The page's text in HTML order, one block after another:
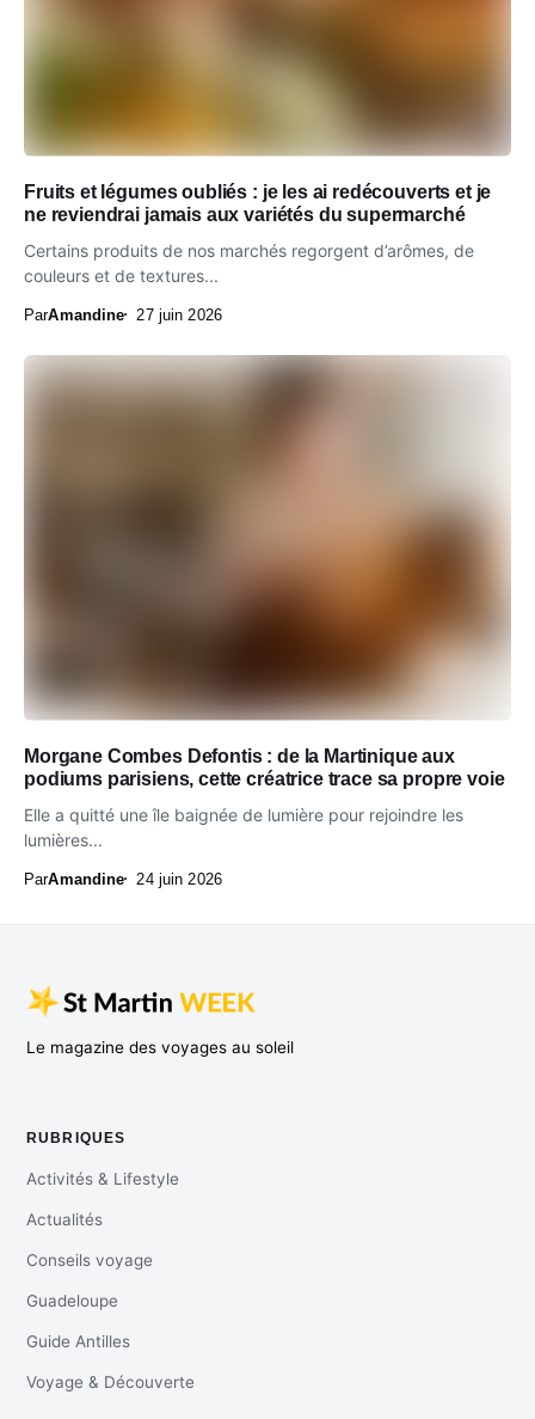
Fruits et légumes oubliés : je les ai redécouverts et je
ne reviendrai jamais aux variétés du supermarché
Certains produits de nos marchés regorgent d’arômes, de
couleurs et de textures...
ParAmandine 27 juin 2026
Morgane Combes Defontis : de la Martinique aux
podiums parisiens, cette créatrice trace sa propre voie
Elle a quitté une île baignée de lumière pour rejoindre les
lumières...
ParAmandine 24 juin 2026
Le magazine des voyages au soleil
RUBRIQUES
Activités & Lifestyle
Actualités
Conseils voyage
Guadeloupe
Guide Antilles
Voyage & Découverte